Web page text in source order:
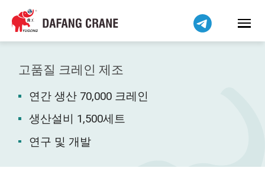
고품질 크레인 제조
연간 생산 70,000 크레인
생산설비 1,500세트
연구 및 개발
Bahasa Indonesia
Bahasa Melayu
Tiếng Việt
简体中文
فارسی
Pilipino
اردو